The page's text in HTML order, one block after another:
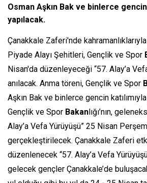
Osman Aşkın Bak ve binlerce gencin
yapılacak.
Çanakkale Zaferi'nde
Piyade Alayı Şehitleri, Gençlik ve Spor
Nisan'da düzenleyeceği “57. Alay’a
anılacak. Anma töreni, Gençlik ve Spor
Aşkın Bak ve binlerce gencin
Gençlik ve Spor Bakan lığı’nın,
Alay’a Vefa Yürüyüşü” 25 Nisan
gerçekleştirilecek. Çanakkale Zaferi
düzenlenecek “57. Alay’a Vefa
gelecek gençler Çanakkale’de